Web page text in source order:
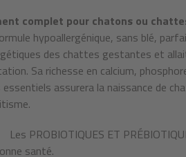
complet pour chatons ou
hypoallergénique, sans blé,
des chattes gestantes et
Sa richesse en calcium,
essentiels assurera la naissance de
Les PROBIOTIQUES ET
santé.